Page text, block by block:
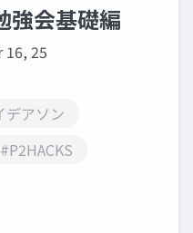
強会基礎編
16, 25
デアソン
#P2HACKS